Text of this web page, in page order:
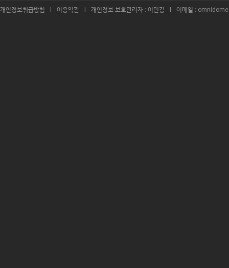
개인정보취급방침 이용약관 개인정보 보호관리자 : 이민경 이메일 :